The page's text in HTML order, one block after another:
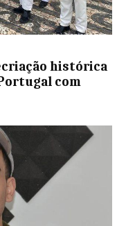
histórica
com